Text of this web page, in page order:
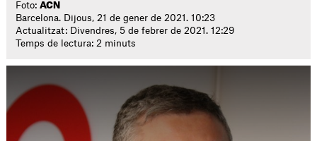
Foto:ACN
Barcelona. Dijous, 21 de gener de 2021. 10:23
Actualitzat: Divendres, 5 de febrer de 2021. 12:29
Temps de lectura: 2 minuts